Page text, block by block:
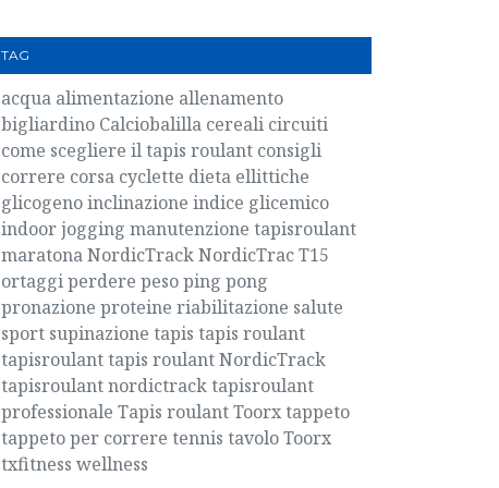
TAG
acqua alimentazione allenamento
bigliardino Calciobalilla cereali circuiti
come scegliere il tapis roulant consigli
correre corsa cyclette dieta ellittiche
glicogenoinclinazione indice glicemico
indoorjogging manutenzione tapisroulant
maratonaNordicTrackNordicTrac T15
ortaggiperdere pesoping pong
pronazione proteine riabilitazione salute
sport supinazione tapis tapis roulant
tapisroulanttapis roulant NordicTrack
tapisroulant nordictracktapisroulant
professionale Tapis roulant Toorxtappeto
tappeto per correre tennis tavoloToorx
txfitness wellness